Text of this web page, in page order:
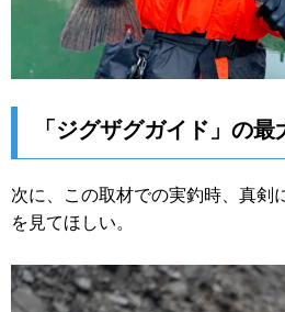
「ジグザグガイド」の最
次に、この取材での実釣時、真剣
を見てほしい。